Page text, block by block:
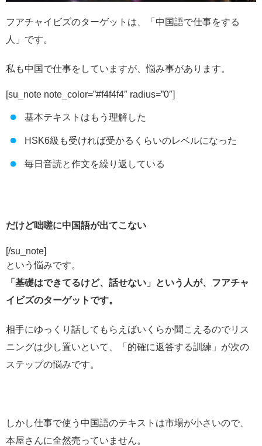
フアチャイビズのターゲットは、「中国語で仕事をする
人」です。
私も中国で仕事をしていますが、悩み事があります。
[su_note note_color=”#f4f4f4″ radius=”0″]
基本テキストはもう理解した
HSK6級も受ければ受かるくらいのレベルになった
毎日音読と作文を繰り返している
だけど咄嗟に中国語が出てこない
[/su_note]
という悩みです。
「基礎はできてるけど、話せない」という人が、フアチャ
イビズのターゲットです。
相手にゆっくり話してもらえばいくらか聞こえるのでリス
ニングは少し置いといて、「的確に返答する訓練」が次の
ステップの悩みです。
しかし仕事で使う中国語のテキストは市場が小さいので、
本屋さんに全然売っていません。